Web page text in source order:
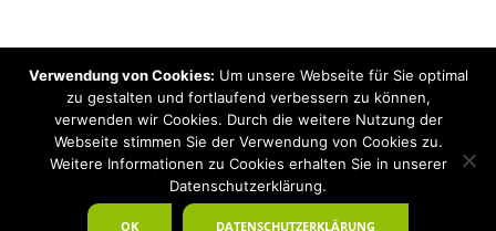
Hinweis: Trotz zahlreicher Studien, die einen Zusammenhang zwischen
Elektrosmog und gesundheitlichen Problemen aufzeigen, ist es von der
praktischen Schulmedizin bisher wissenschaftlich nicht anerkannt, dass
Elektrosmog und Erdstrahlen gesundheitliche Auswirkungen haben können.
Ähnliches galt auch über Jahrzehnte für die Akkupunktur und die
Homöopathie. Sie suchen einen Baubiologen? Baubiologe Baldermnn - Ihr
Spezialist für gesunden Schlaf!
Verwendung von Cookies: Um unsere Webseite für Sie optimal
zu gestalten und fortlaufend verbessern zu können,
verwenden wir Cookies. Durch die weitere Nutzung der
Webseite stimmen Sie der Verwendung von Cookies zu.
Weitere Informationen zu Cookies erhalten Sie in unserer
Datenschutzerklärung.
OK DATENSCHUTZERKLÄRUNG